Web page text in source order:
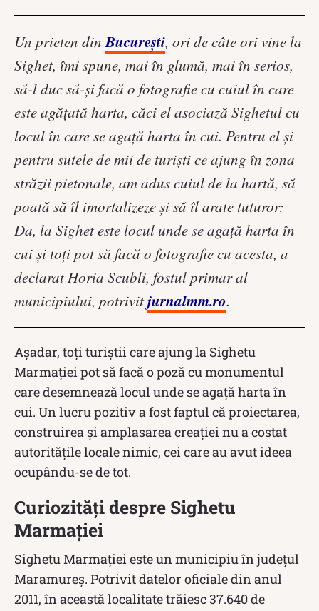
Un prieten din București, ori de câte ori vine la
Sighet, îmi spune, mai în glumă, mai în serios,
să-l duc să-și facă o fotografie cu cuiul în care
este agățată harta, căci el asociază Sighetul cu
locul în care se agață harta în cui. Pentru el și
pentru sutele de mii de turiști ce ajung în zona
străzii pietonale, am adus cuiul de la hartă, să
poată să îl imortalizeze și să îl arate tuturor:
Da, la Sighet este locul unde se agață harta în
cui și toți pot să facă o fotografie cu acesta, a
declarat Horia Scubli, fostul primar al
municipiului, potrivitjurnalmm.ro.
Așadar, toți turiștii care ajung la Sighetu
Marmației pot să facă o poză cu monumentul
care desemnează locul unde se agață harta în
cui. Un lucru pozitiv a fost faptul că proiectarea,
construirea și amplasarea creației nu a costat
autoritățile locale nimic, cei care au avut ideea
ocupându-se de tot.
Curiozități despre Sighetu
Marmației
Sighetu Marmației este un municipiu în județul
Maramureș. Potrivit datelor oficiale din anul
2011, în această localitate trăiesc 37.640 de